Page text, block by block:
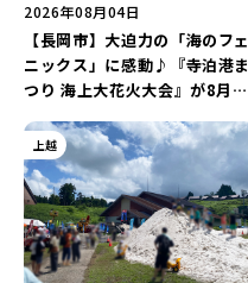
2026年08月04日
【長岡市】大迫力の「海のフェ
ニックス」に感動♪『寺泊港ま
つり 海上大花火大会』が8月7
5,000発の花火”を楽しもう♪
上越